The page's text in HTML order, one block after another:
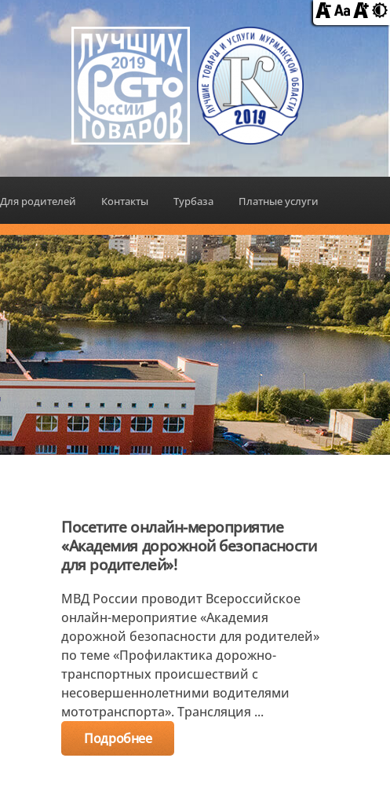
Для родителей Контакты Турбаза Платные услуги
Посетите онлайн-мероприятие
«Академия дорожной безопасности
для родителей»!
МВД России проводит Всероссийское
онлайн-мероприятие «Академия
дорожной безопасности для родителей»
по теме «Профилактика дорожно-
транспортных происшествий с
несовершеннолетними водителями
мототранспорта». Трансляция ...
Подробнее